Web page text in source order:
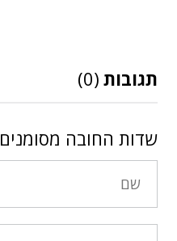
תגובות (0)
שדות החובה מסומנים